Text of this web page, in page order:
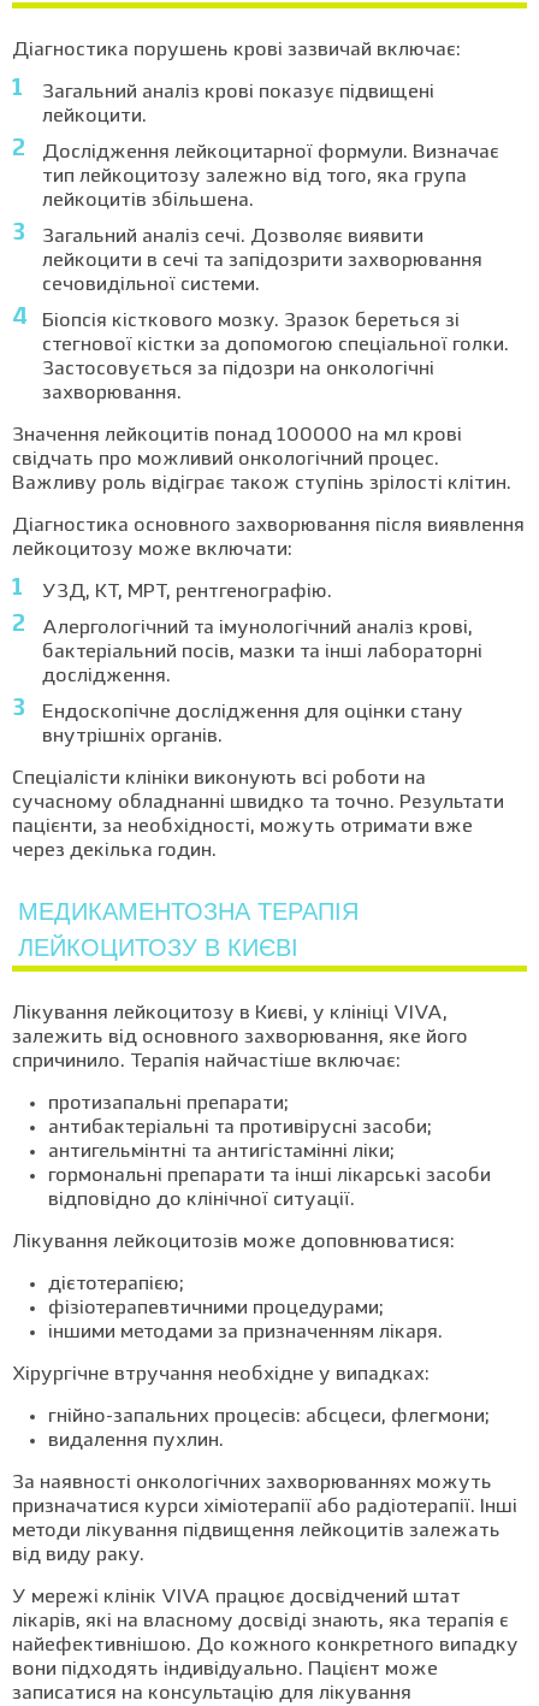
Діагностика порушень крові зазвичай включає:
Загальний аналіз крові показує підвищені
лейкоцити.
Дослідження лейкоцитарної формули. Визначає
тип лейкоцитозу залежно від того, яка група
лейкоцитів збільшена.
Загальний аналіз сечі. Дозволяє виявити
лейкоцити в сечі та запідозрити захворювання
сечовидільної системи.
Біопсія кісткового мозку. Зразок береться зі
стегнової кістки за допомогою спеціальної голки.
Застосовується за підозри на онкологічні
захворювання.
Значення лейкоцитів понад 100000 на мл крові
свідчать про можливий онкологічний процес.
Важливу роль відіграє також ступінь зрілості клітин.
Діагностика основного захворювання після виявлення
лейкоцитозу може включати:
УЗД, КТ, МРТ, рентгенографію.
Алергологічний та імунологічний аналіз крові,
бактеріальний посів, мазки та інші лабораторні
дослідження.
Ендоскопічне дослідження для оцінки стану
внутрішніх органів.
Спеціалісти клініки виконують всі роботи на
сучасному обладнанні швидко та точно. Результати
пацієнти, за необхідності, можуть отримати вже
через декілька годин.
МЕДИКАМЕНТОЗНА ТЕРАПІЯ
ЛЕЙКОЦИТОЗУ В КИЄВІ
Лікування лейкоцитозу в Києві, у клініці VIVA,
залежить від основного захворювання, яке його
спричинило. Терапія найчастіше включає:
протизапальні препарати;
антибактеріальні та противірусні засоби;
антигельмінтні та антигістамінні ліки;
гормональні препарати та інші лікарські засоби
відповідно до клінічної ситуації.
Лікування лейкоцитозів може доповнюватися:
дієтотерапією;
фізіотерапевтичними процедурами;
іншими методами за призначенням лікаря.
Хірургічне втручання необхідне у випадках:
гнійно-запальних процесів: абсцеси, флегмони;
видалення пухлин.
За наявності онкологічних захворюваннях можуть
призначатися курси хіміотерапії або радіотерапії. Інші
методи лікування підвищення лейкоцитів залежать
від виду раку.
У мережі клінік VIVA працює досвідчений штат
лікарів, які на власному досвіді знають, яка терапія є
найефективнішою. До кожного конкретного випадку
вони підходять індивідуально. Пацієнт може
записатися на консультацію для лікування